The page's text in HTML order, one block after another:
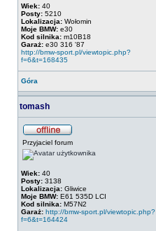
Wiek: 40
Posty: 5210
Lokalizacja: Wołomin
Moje BMW: e30
Kod silnika: m10B18
Garaż: e30 316 '87
http://bmw-sport.pl/viewtopic.php?
f=6&t=168435
Góra
tomash
Przyjaciel forum
Wiek: 40
Posty: 3138
Lokalizacja: Gliwice
Moje BMW: E61 535D LCI
Kod silnika: M57N2
Garaż: http://bmw-sport.pl/viewtopic.php?
f=6&t=164424